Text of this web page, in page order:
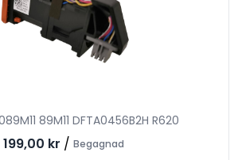
89M11 DFTA0456B2H R620
199,00 kr / Begagnad